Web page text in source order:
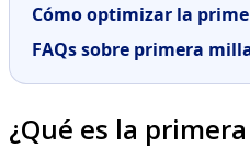
Cómo optimizar la
FAQs sobre primera
¿Qué es la